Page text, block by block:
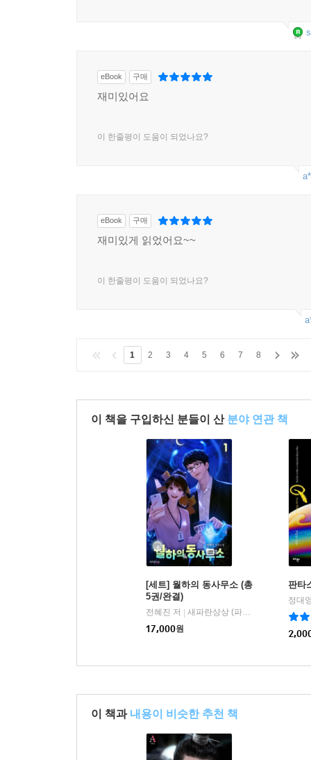
eBook 구매
재미있어요
이 한줄평이 도움이 되었나요?
eBook 구매
재미있게 읽었어요~~
이 한줄평이 도움이 되었나요?
1 2 3 4 5 6 7 8
이 책을 구입하신 분들이 산 분야 연관 책
[세트] 월하의 동사무소 (총
5권/완결)
전혜진 저 | 새파란상상 (파란미디어)
17,000원
판타
정대
이 책과 내용이 비슷한 추천 책